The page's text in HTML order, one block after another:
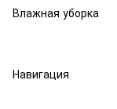
Влажная уборка
Навигация